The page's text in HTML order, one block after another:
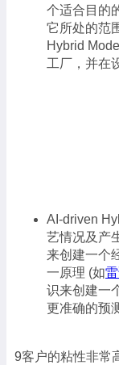
个适合目的
它所处的范
Hybrid
工厂，并在
AI-driven
艺情况及产
来创建一个
一原理 (如
识来创建一
更准确的预
9客户的粘性非常